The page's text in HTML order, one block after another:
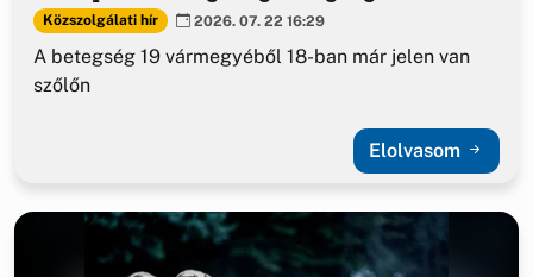
Közszolgálati hír 2026. 07. 22 16:29
A betegség 19 vármegyéből 18-ban már jelen van
szőlőn
Elolvasom